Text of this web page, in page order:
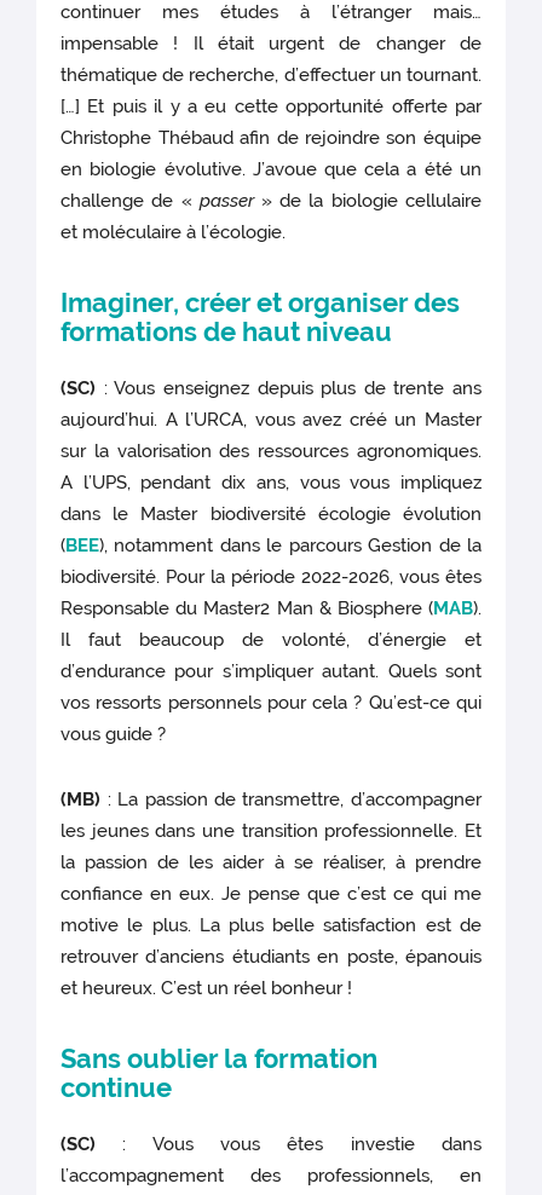
continuer mes études à l’étranger mais…
impensable ! Il était urgent de changer de
thématique de recherche, d’effectuer un tournant.
[…] Et puis il y a eu cette opportunité offerte par
Christophe Thébaud afin de rejoindre son équipe
en biologie évolutive. J’avoue que cela a été un
challenge de « passer » de la biologie cellulaire
et moléculaire à l’écologie.
Imaginer, créer et organiser des
formations de haut niveau
(SC) : Vous enseignez depuis plus de trente ans
aujourd’hui. A l’URCA, vous avez créé un Master
sur la valorisation des ressources agronomiques.
A l’UPS, pendant dix ans, vous vous impliquez
dans le Master biodiversité écologie évolution
(BEE), notamment dans le parcours Gestion de la
biodiversité. Pour la période 2022-2026, vous êtes
Responsable du Master2 Man & Biosphere (MAB).
Il faut beaucoup de volonté, d’énergie et
d’endurance pour s’impliquer autant. Quels sont
vos ressorts personnels pour cela ? Qu’est-ce qui
vous guide ?
(MB) : La passion de transmettre, d’accompagner
les jeunes dans une transition professionnelle. Et
la passion de les aider à se réaliser, à prendre
confiance en eux. Je pense que c’est ce qui me
motive le plus. La plus belle satisfaction est de
retrouver d’anciens étudiants en poste, épanouis
et heureux. C’est un réel bonheur !
Sans oublier la formation
continue
(SC) : Vous vous êtes investie dans
l’accompagnement des professionnels, en